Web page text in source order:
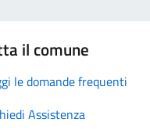
il comune
le domande frequenti
Assistenza